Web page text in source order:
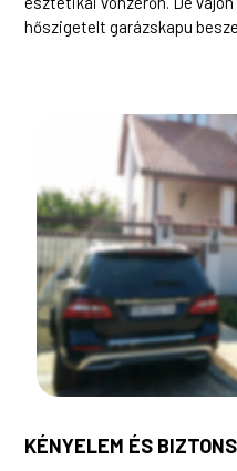
hőszigetelt garázskapu
KÉNYELEM ÉS